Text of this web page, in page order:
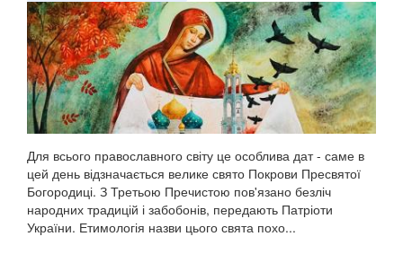
Для всього православного світу це особлива дат - саме в
цей день відзначається велике свято Покрови Пресвятої
Богородиці. З Третьою Пречистою пов'язано безліч
народних традицій і забобонів, передають Патріоти
України. Етимологія назви цього свята похо...